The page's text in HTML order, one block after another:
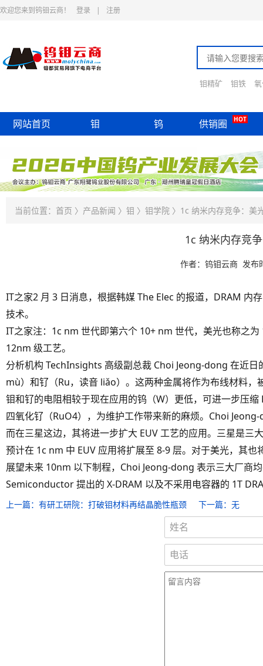
欢迎您来到钨钼云商！ 登录 | 注册
钼精矿 钼铁
网站首页 钼 钨 供销圈 HOT
当前位置： 首页 〉 产品新闻 〉 钼 〉 钼学院 〉1c 纳米内存竞争：美
1c 纳米内存竞
作者：钨钼云商 发布
IT之家2 月 3 日消息，根据韩媒 The Elec 的报道，DRAM 内
技术。
IT之家注：1c nm 世代即第六个 10+ nm 世代，美光也称之
12nm 级工艺。
分析机构 TechInsights 高级副总裁 Choi Jeong-dong 在近
mù）和钌（Ru，读音 liǎo）。这两种金属将作为布线材料，
钼和钌的电阻相较于现在应用的钨（W）更低，可进一步压
四氧化钌（RuO4），为维护工作带来新的麻烦。Choi
而在三星这边，其将进一步扩大 EUV 工艺的应用。三星是三
预计在 1c nm 中 EUV 应用将扩展至 8-9 层。对于美光，其也
展望未来 10nm 以下制程，Choi Jeong-dong 表示三大厂商
Semiconductor 提出的 X-DRAM 以及不采用电容器的 1T
上一篇： 有研工研院：打破钼材料再结晶脆性瓶颈 下一篇：无